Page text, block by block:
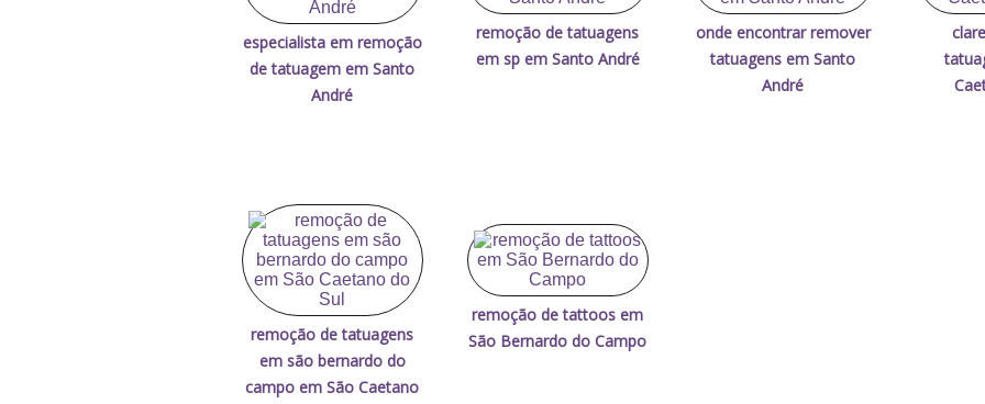
especialista em remoção
de tatuagem em Santo
André
remoção de tatuagens
em sp em Santo André
onde encontrar remover
tatuagens em Santo
André
remoção de tatuagens
em são bernardo do
campo em São Caetano
remoção de tattoos em
São Bernardo do Campo